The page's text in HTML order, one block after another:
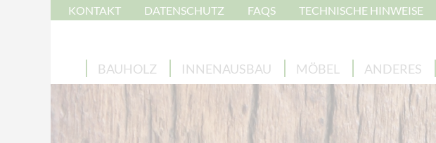
KONTAKT DATENSCHUTZ FAQS TECHNISCHE HINWEISE
BAUHOLZ INNENAUSBAU MÖBEL ANDERES